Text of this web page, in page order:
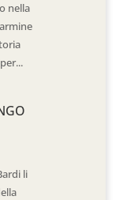
nella
li